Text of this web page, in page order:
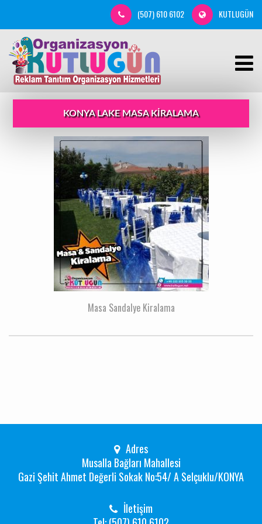
(507) 610 6102 KUTLUGÜN
KONYA LAKE MASA KIRALAMA
Masa Sandalye Kiralama
Adres
Musalla Bağları Mahallesi
Gazi Şehit Ahmet Değerli Sokak No:54/ A Selçuklu/KONYA
İletişim